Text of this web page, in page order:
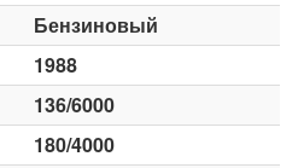
Бензиновый
1988
136/6000
180/4000